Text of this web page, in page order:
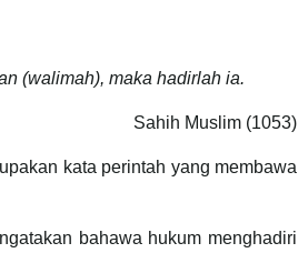
(walimah), maka hadirlah ia.
Sahih Muslim (1053)
bahawa hukum menghadiri